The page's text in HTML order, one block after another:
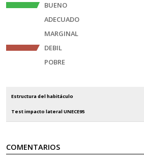
BUENO
ADECUADO
MARGINAL
DEBIL
POBRE
Estructura del habitáculo
Test impacto lateral UNECE95
COMENTARIOS